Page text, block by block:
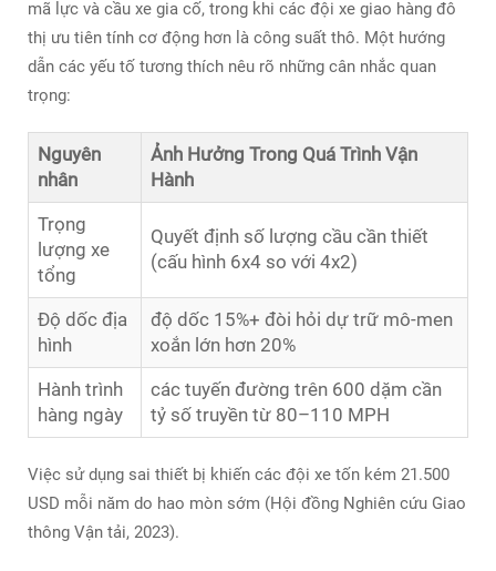
mã lực và cầu xe gia cố, trong khi các đội xe giao hàng đô
thị ưu tiên tính cơ động hơn là công suất thô. Một hướng
dẫn các yếu tố tương thích nêu rõ những cân nhắc quan
trọng:
Nguyên
nhân
Ảnh Hưởng Trong Quá Trình Vận
Hành
Trọng
lượng xe
tổng
Quyết định số lượng cầu cần thiết
(cấu hình 6x4 so với 4x2)
Độ dốc địa
hình
độ dốc 15%+ đòi hỏi dự trữ mô-men
xoắn lớn hơn 20%
Hành trình
hàng ngày
các tuyến đường trên 600 dặm cần
tỷ số truyền từ 80–110 MPH
Việc sử dụng sai thiết bị khiến các đội xe tốn kém 21.500
USD mỗi năm do hao mòn sớm (Hội đồng Nghiên cứu Giao
thông Vận tải, 2023).